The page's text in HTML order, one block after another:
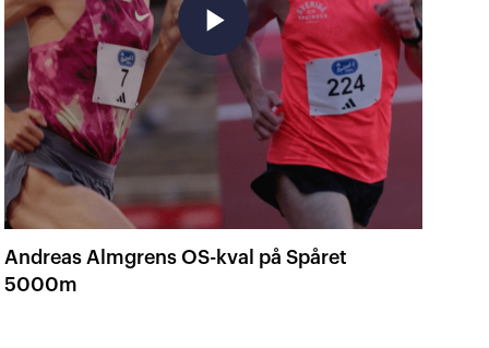
play_arrow
Andreas Almgrens OS-kval på Spåret
5000m